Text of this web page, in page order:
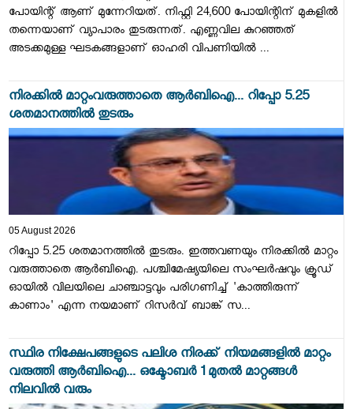
പോയിന്റ് ആണ് മുന്നേറിയത്. നിഫ്റ്റി 24,600 പോയിന്റിന് മുകളില്‍
തന്നെയാണ് വ്യാപാരം തുടരുന്നത്. എണ്ണവില കുറഞ്ഞത്
അടക്കമുള്ള ഘടകങ്ങളാണ് ഓഹരി വിപണിയില്‍ ...
നിരക്കിൽ മാറ്റംവരുത്താതെ ആർബിഐ... റിപ്പോ 5.25
ശതമാനത്തിൽ തുടരും‌
05 August 2026
റിപ്പോ 5.25 ശതമാനത്തിൽ തുടരും. ഇത്തവണയും നിരക്കിൽ മാറ്റം
വരുത്താതെ ആർബിഐ. പശ്ചിമേഷ്യയിലെ സംഘർഷവും ക്രൂഡ്
ഓയിൽ വിലയിലെ ചാഞ്ചാട്ടവും പരിഗണിച്ച് 'കാത്തിരുന്ന്
കാണാം' എന്ന നയമാണ് റിസർവ് ബാങ്ക് സ...
സ്ഥിര നിക്ഷേപങ്ങളുടെ പലിശ നിരക്ക് നിയമങ്ങളില്‍ മാറ്റം
വരുത്തി ആര്‍ബിഐ... ഒക്ടോബര്‍ 1 മുതല്‍ മാറ്റങ്ങള്‍
നിലവില്‍ വരും